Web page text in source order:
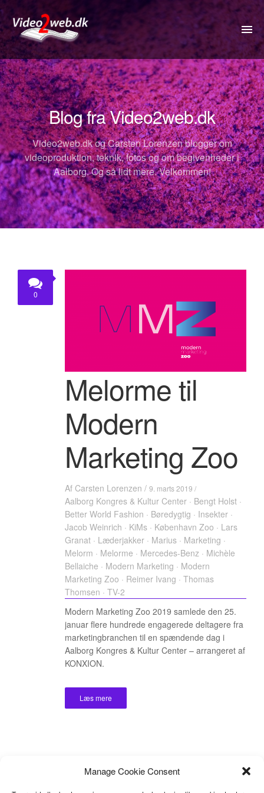
Manage Cookie Consent
VIDEO
DRONE
360VIDEO
KOMMUNIKATION
FOTOS
REJSETIP
OM
KONTAKT
Blog fra Video2web.dk
Video2web.dk og Carsten Lorenzen blogger om
videoproduktion, teknik, fotos og om begivenheder i
Aalborg. Og så lidt mere. Velkommen!
0
Melorme til
Modern
Marketing Zoo
Af Carsten Lorenzen / 9. marts 2019 /
Aalborg Kongres & Kultur Center · Bengt Holst ·
Better World Fashion · Børedygtig · Insekter ·
Jacob Weinrich · KiMs · København Zoo · Lars
Granat · Læderjakker · Marius · Marketing ·
Melorm · Melorme · Mercedes-Benz · Michèle
Bellaiche · Modern Marketing · Modern
Marketing Zoo · Reimer Ivang · Thomas
Thomsen · TV-2
Modern Marketing Zoo 2019 samlede den 25.
januar flere hundrede engagerede deltagere fra
marketingbranchen til en spændende dag i
Aalborg Kongres & Kultur Center – arrangeret af
KONXION.
Læs mere